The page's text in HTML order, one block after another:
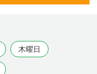
木曜日